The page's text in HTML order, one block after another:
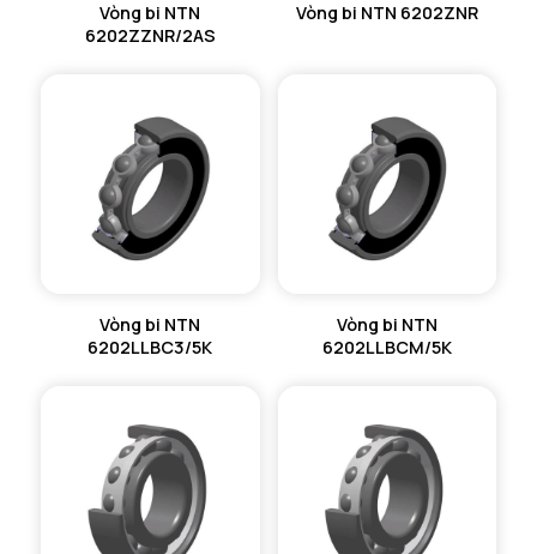
Vòng bi NTN
6202ZZNR/2AS
Vòng bi NTN 6202ZNR
Vòng bi NTN
6202LLBC3/5K
Vòng bi NTN
6202LLBCM/5K